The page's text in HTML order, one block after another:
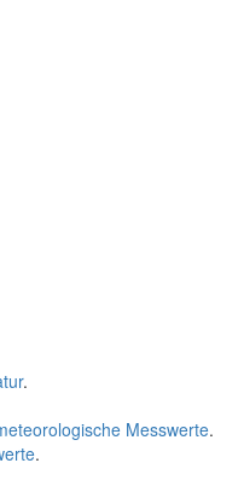
.
Messwerte.
.